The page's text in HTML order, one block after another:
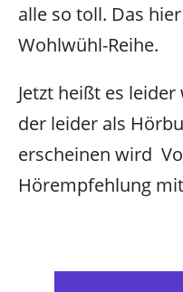
alle so toll. Das
Wohlwühl-Reihe.
Jetzt heißt es
der leider als
erscheinen wird
Hörempfehlung